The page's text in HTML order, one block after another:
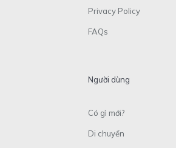
Privacy Policy
FAQs
Người dùng
Có gì mới?
Di chuyển